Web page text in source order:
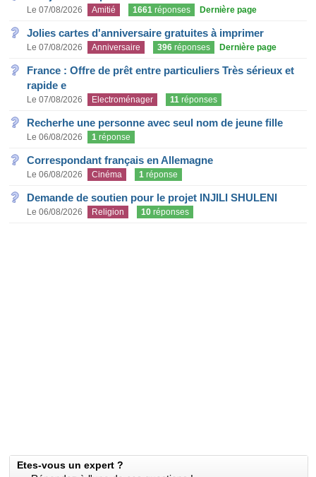
Le 07/08/2026 Amitié 1661 réponses Dernière page
Jolies cartes d'anniversaire gratuites à imprimer
Le 07/08/2026 Anniversaire 396 réponses Dernière page
France : Offre de prêt entre particuliers Très sérieux et
rapide e
Le 07/08/2026 Electroménager 11 réponses
Recherhe une personne avec seul nom de jeune fille
Le 06/08/2026 1 réponse
Correspondant français en Allemagne
Le 06/08/2026 Cinéma 1 réponse
Demande de soutien pour le projet INJILI SHULENI
Le 06/08/2026 Religion 10 réponses
Etes-vous un expert ?